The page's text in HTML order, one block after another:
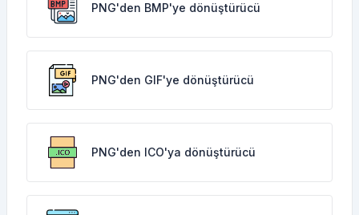
PNG'den BMP'ye dönüştürücü
PNG'den GIF'ye dönüştürücü
PNG'den ICO'ya dönüştürücü